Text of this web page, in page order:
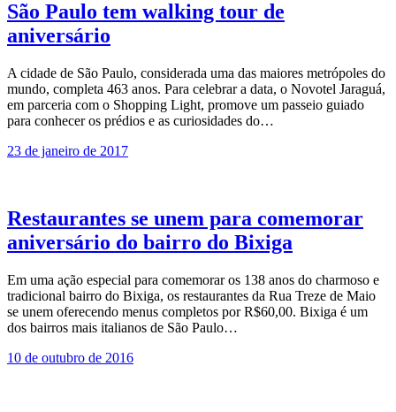
São Paulo tem walking tour de
aniversário
A cidade de São Paulo, considerada uma das maiores metrópoles do
mundo, completa 463 anos. Para celebrar a data, o Novotel Jaraguá,
em parceria com o Shopping Light, promove um passeio guiado
para conhecer os prédios e as curiosidades do…
23 de janeiro de 2017
Restaurantes se unem para comemorar
aniversário do bairro do Bixiga
Em uma ação especial para comemorar os 138 anos do charmoso e
tradicional bairro do Bixiga, os restaurantes da Rua Treze de Maio
se unem oferecendo menus completos por R$60,00. Bixiga é um
dos bairros mais italianos de São Paulo…
10 de outubro de 2016